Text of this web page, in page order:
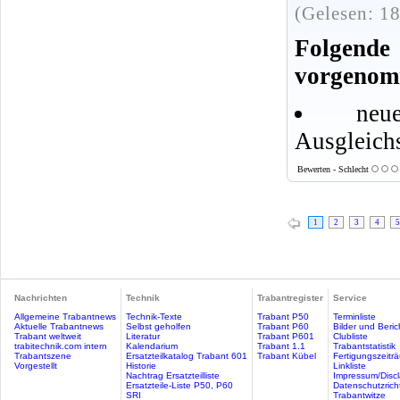
(Gelesen:
Bewerten - Schlecht
1 2 3 4 5
Nachrichten
Allgemeine Trabantnews
Aktuelle Trabantnews
Trabant weltweit
trabitechnik.com intern
Trabantszene
Vorgestellt
Technik
Technik-Texte
Selbst geholfen
Literatur
Kalendarium
Ersatzteilkatalog Trabant 601
Historie
Nachtrag Ersatzteilliste
Ersatzteile-Liste P50, P60
SRI
Trabantregister
Trabant P50
Trabant P60
Trabant P601
Trabant 1.1
Trabant Kübel
Service
Terminliste
Bilder und
Clubliste
Trabantstatistik
Linkliste
Impressum/
Trabantwitze